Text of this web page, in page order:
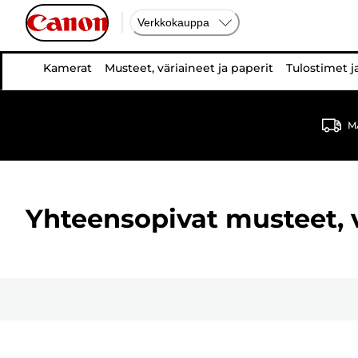
Verkkokauppa
Kamerat Musteet, väriaineet ja paperit Tulostimet
Yhteensopivat